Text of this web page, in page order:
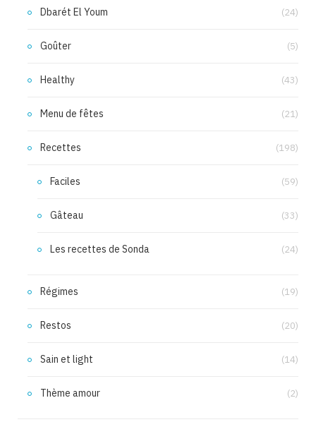
Dbarét El Youm (24)
Goûter (5)
Healthy (43)
Menu de fêtes (21)
Recettes (198)
Faciles (59)
Gâteau (33)
Les recettes de Sonda (24)
Régimes (19)
Restos (20)
Sain et light (14)
Thème amour (2)